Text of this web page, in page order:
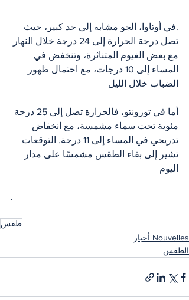
.في أوتاوا، الجو مشابه إلى حد كبير، حيث
تصل درجة الحرارة إلى 24 درجة خلال النهار
مع بعض الغيوم المتناثرة، وتنخفض في
المساء إلى 10 درجات، مع احتمال ظهور
الضباب خلال الليل​
أما في تورونتو، فالحرارة تصل إلى 25 درجة
مئوية تحت سماء مشمسة، مع انخفاض
تدريجي في المساء إلى 11 درجة. التوقعات
تشير إلى بقاء الطقس مشمسًا على مدار
اليوم​
.
طقس
Nouvelles أخبار
الطقس